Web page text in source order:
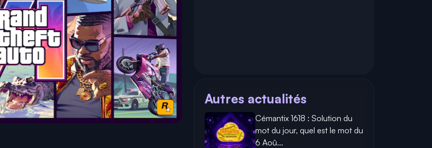
Autres actualités
Cémantix 1618 : Solution du
mot du jour, quel est le mot du
6 Aoû...